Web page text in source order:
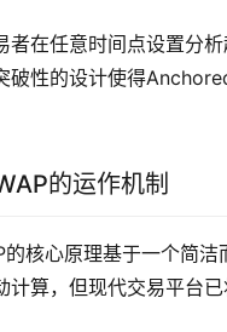
者在任意时间点设置分
破性的设计使得
的运作机制
核心原理基于一个简
计算，但现代交易平台